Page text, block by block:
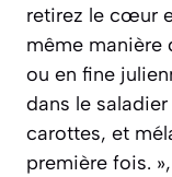
retirez le cœur
même manière
ou en fine
dans le
carottes, et
première fois.